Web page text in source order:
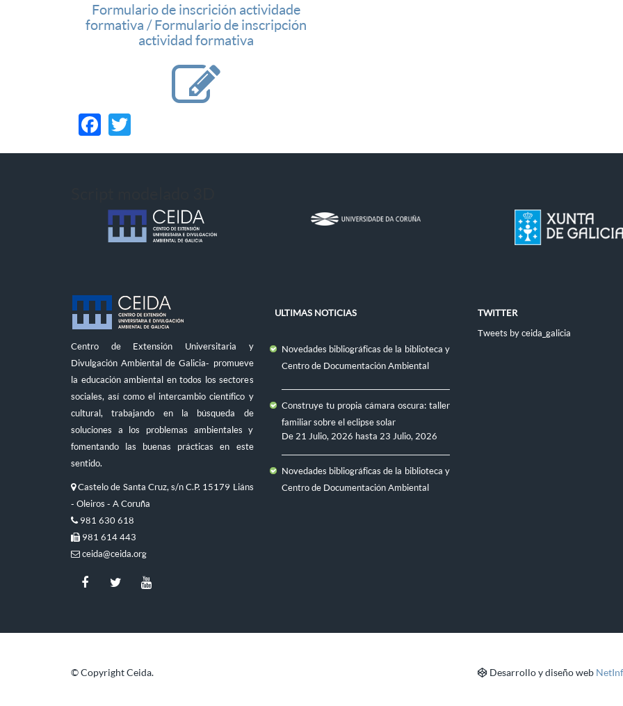
Formulario de inscrición actividade
formativa / Formulario de inscripción
actividad formativa
Facebook
Centro de Extensión Universitaria y
Divulgación Ambiental de Galicia- promueve
la educación ambiental en todos los sectores
sociales, así como el intercambio científico y
cultural, trabajando en la búsqueda de
soluciones a los problemas ambientales y
fomentando las buenas prácticas en este
sentido.
Castelo de Santa Cruz, s/n C.P. 15179 Liáns
- Oleiros - A Coruña
981 630 618
981 614 443
ceida@ceida.org
ULTIMAS NOTICIAS
Novedades bibliográficas de la biblioteca y
Centro de Documentación Ambiental
Construye tu propia cámara oscura: taller
familiar sobre el eclipse solar
De 21 Julio, 2026 hasta 23 Julio, 2026
Novedades bibliográficas de la biblioteca y
Centro de Documentación Ambiental
TWITTER
Tweets by ceida_galicia
© Copyright Ceida. Desarrollo y diseño web